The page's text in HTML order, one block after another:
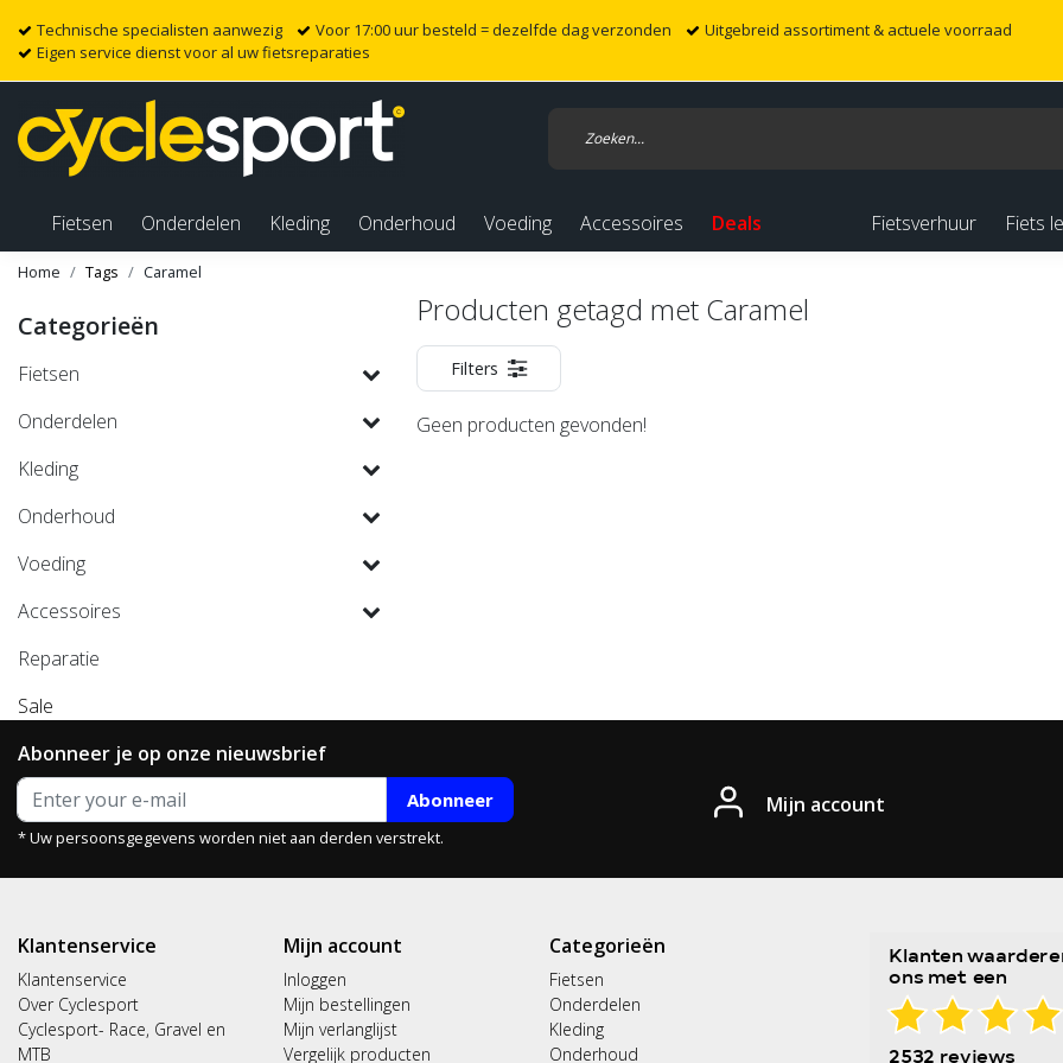
Technische specialisten aanwezig Voor 17:00 uur besteld = dezelfde dag verzonden
Uitgebreid assortiment & actuele voorraad
Eigen service dienst voor al uw fietsreparaties
Fietsen Onderdelen Kleding Onderhoud Voeding Accessoires Deals Fietsverhuur Fiets
Home Tags Caramel
Categorieën
Fietsen
Onderdelen
Kleding
Onderhoud
Voeding
Accessoires
Reparatie
Sale
Producten getagd met Caramel
Filters
Geen producten gevonden!
Abonneer je op onze nieuwsbrief
Abonneer
* Uw persoonsgegevens worden niet aan derden verstrekt.
Mijn account
Klantenservice
Klantenservice
Over Cyclesport
Cyclesport- Race, Gravel en
MTB
Mijn account
Inloggen
Mijn bestellingen
Mijn verlanglijst
Vergelijk producten
Categorieën
Fietsen
Onderdelen
Kleding
Onderhoud